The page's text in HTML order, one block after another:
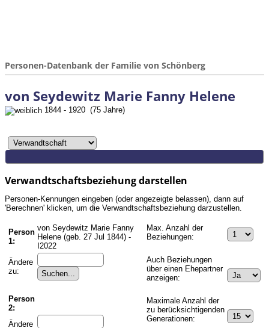
Personen-Datenbank der Familie von Schönberg
von Seydewitz Marie Fanny Helene
1844 - 1920 (75 Jahre)
Verwandtschaftsbeziehung darstellen
Personen-Kennungen eingeben (oder angezeigte belassen), dann auf
'Berechnen' klicken, um die Verwandtschaftsbeziehung darzustellen.
Person
1:
von Seydewitz Marie Fanny
Helene (geb. 27 Jul 1844) -
I2022
Ändere
zu:
Person
2:
Ändere
Max. Anzahl der
Beziehungen:
Auch Beziehungen
über einen Ehepartner
anzeigen:
Maximale Anzahl der
zu berücksichtigenden
Generationen: